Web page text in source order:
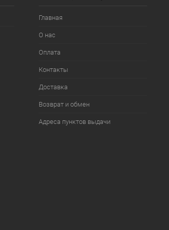
Главная
О нас
Оплата
Контакты
Доставка
Возврат и обмен
Адреса пунктов выдачи